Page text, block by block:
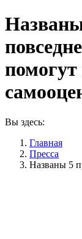
Вы здесь:
Главная
Пресса
Названы 5